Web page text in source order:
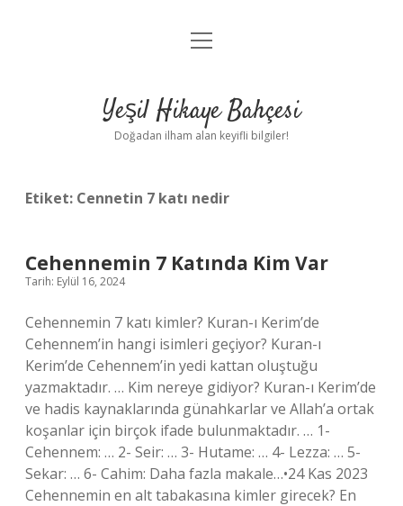
Anasayfa
Yasal Uyarı
menüyü
Yeşil Hikaye Bahçesi
Doğadan ilham alan keyifli bilgiler!
Etiket: Cennetin 7 katı nedir
Cehennemin 7 Katında Kim Var
Tarih: Eylül 16, 2024
Cehennemin 7 katı kimler? Kuran-ı Kerim’de
Cehennem’in hangi isimleri geçiyor? Kuran-ı
Kerim’de Cehennem’in yedi kattan oluştuğu
yazmaktadır. … Kim nereye gidiyor? Kuran-ı Kerim’de
ve hadis kaynaklarında günahkarlar ve Allah’a ortak
koşanlar için birçok ifade bulunmaktadır. … 1-
Cehennem: … 2- Seir: … 3- Hutame: … 4- Lezza: … 5-
Sekar: … 6- Cahim: Daha fazla makale…•24 Kas 2023
Cehennemin en alt tabakasına kimler girecek? En